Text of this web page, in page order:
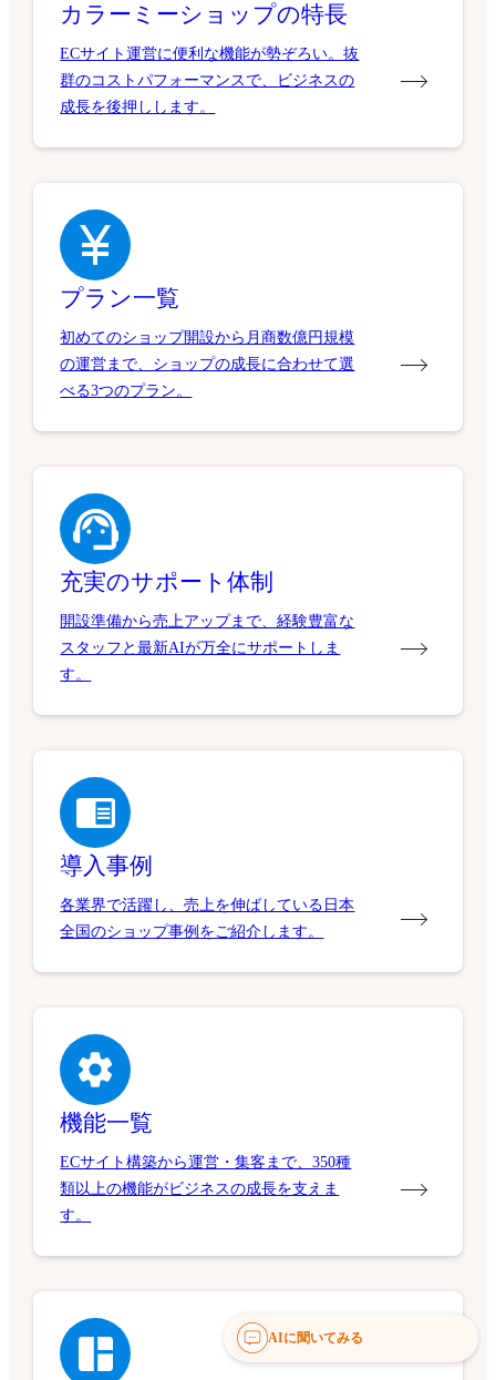
カラーミーショップの特長
ECサイト運営に便利な機能が勢ぞろい。抜
群のコストパフォーマンスで、ビジネスの
成長を後押しします。
プラン一覧
初めてのショップ開設から月商数億円規模
の運営まで、ショップの成長に合わせて選
べる3つのプラン。
充実のサポート体制
開設準備から売上アップまで、経験豊富な
スタッフと最新AIが万全にサポートしま
す。
導入事例
各業界で活躍し、売上を伸ばしている日本
全国のショップ事例をご紹介します。
機能一覧
ECサイト構築から運営・集客まで、350種
類以上の機能がビジネスの成長を支えま
す。
AIに聞いてみる